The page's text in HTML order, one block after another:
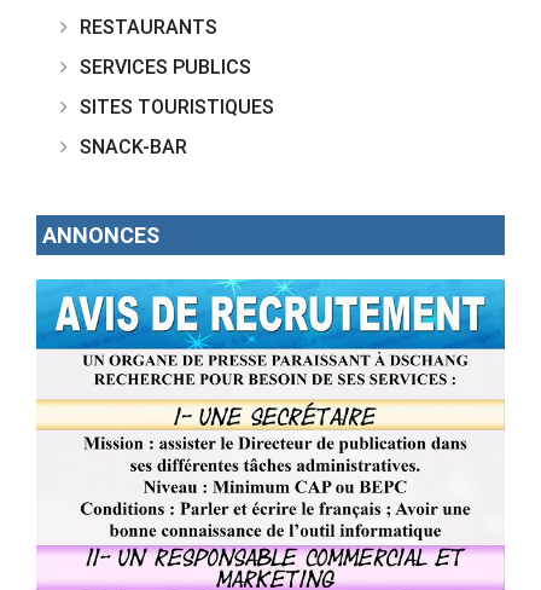
RESTAURANTS
SERVICES PUBLICS
SITES TOURISTIQUES
SNACK-BAR
ANNONCES